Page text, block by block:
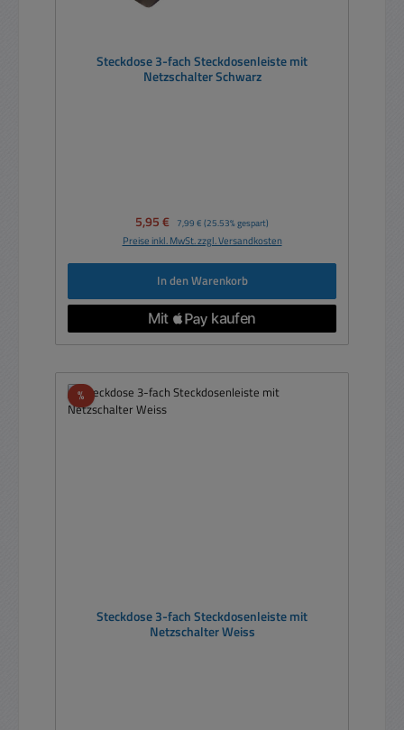
Steckdose 3-fach Steckdosenleiste mit
Netzschalter Schwarz
Verkaufspreis:
5,95 € Regulärer Preis:
7,99 € (25.53% gespart)
Preise inkl. MwSt. zzgl. Versandkosten
In den Warenkorb
%Rabatt
Steckdose 3-fach Steckdosenleiste mit
Netzschalter Weiss